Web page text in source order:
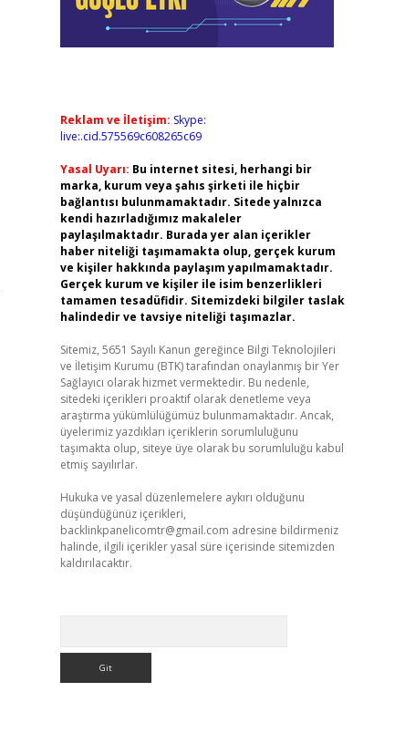
Reklam ve İletişim: Skype:
live:.cid.575569c608265c69
Yasal Uyarı: Bu internet sitesi, herhangi bir
marka, kurum veya şahıs şirketi ile hiçbir
bağlantısı bulunmamaktadır. Sitede yalnızca
kendi hazırladığımız makaleler
paylaşılmaktadır. Burada yer alan içerikler
haber niteliği taşımamakta olup, gerçek kurum
ve kişiler hakkında paylaşım yapılmamaktadır.
Gerçek kurum ve kişiler ile isim benzerlikleri
tamamen tesadüfidir. Sitemizdeki bilgiler taslak
halindedir ve tavsiye niteliği taşımazlar.
Sitemiz, 5651 Sayılı Kanun gereğince Bilgi Teknolojileri
ve İletişim Kurumu (BTK) tarafından onaylanmış bir Yer
Sağlayıcı olarak hizmet vermektedir. Bu nedenle,
sitedeki içerikleri proaktif olarak denetleme veya
araştırma yükümlülüğümüz bulunmamaktadır. Ancak,
üyelerimiz yazdıkları içeriklerin sorumluluğunu
taşımakta olup, siteye üye olarak bu sorumluluğu kabul
etmiş sayılırlar.
Hukuka ve yasal düzenlemelere aykırı olduğunu
düşündüğünüz içerikleri,
backlinkpanelicomtr@gmail.com adresine bildirmeniz
halinde, ilgili içerikler yasal süre içerisinde sitemizden
kaldırılacaktır.